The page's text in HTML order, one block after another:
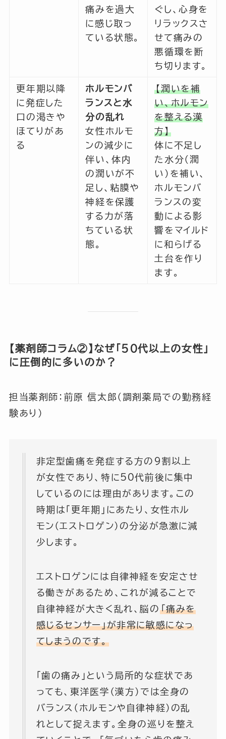
痛みを過大
に感じ取っ
ている状態。
ぐし、心身を
リラックスさ
せて痛みの
悪循環を断
ち切ります。
更年期以降
に発症した
口の渇きや
ほてりがあ
る
ホルモンバ
ランスと水
分の乱れ
女性ホルモ
ンの減少に
伴い、体内
の潤いが不
足し、粘膜や
神経を保護
する力が落
ちている状
態。
【潤いを補
い、ホルモン
を整える漢
方】
体に不足し
た水分（潤
い）を補い、
ホルモンバ
ランスの変
動による影
響をマイルド
に和らげる
土台を作り
ます。
【薬剤師コラム②】なぜ「50代以上の女性」
に圧倒的に多いのか？
担当薬剤師：前原 信太郎（調剤薬局での勤務経
験あり）
非定型歯痛を発症する方の9割以上
が女性であり、特に50代前後に集中
しているのには理由があります。この
時期は「更年期」にあたり、女性ホル
モン（エストロゲン）の分泌が急激に減
少します。
エストロゲンには自律神経を安定させ
る働きがあるため、これが減ることで
自律神経が大きく乱れ、脳の 「痛みを
感じるセンサー」が非常に敏感になっ
てしまうのです。
「歯の痛み」という局所的な症状であ
っても、東洋医学（漢方）では全身の
バランス（ホルモンや自律神経）の乱
れとして捉えます。全身の巡りを整え